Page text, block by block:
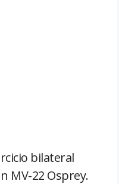
bilateral
MV-22 Osprey.